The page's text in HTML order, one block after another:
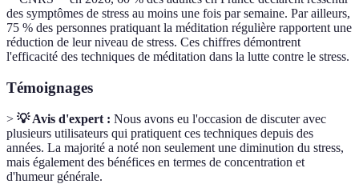
des symptômes de stress au moins une fois par semaine. Par ailleurs,
75 % des personnes pratiquant la méditation régulière rapportent une
réduction de leur niveau de stress. Ces chiffres démontrent
l'efficacité des techniques de méditation dans la lutte contre le stress.
Témoignages
> 💡 Avis d'expert : Nous avons eu l'occasion de discuter avec
plusieurs utilisateurs qui pratiquent ces techniques depuis des
années. La majorité a noté non seulement une diminution du stress,
mais également des bénéfices en termes de concentration et
d'humeur générale.